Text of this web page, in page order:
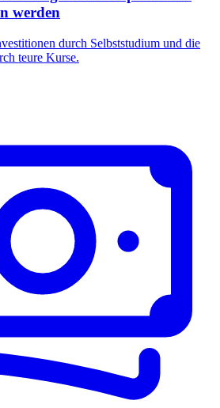
werden
durch Selbststudium und die
teure Kurse.